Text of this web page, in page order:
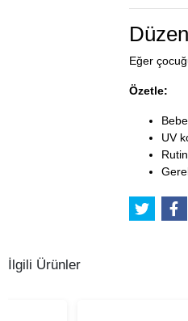
Eğer
Özetle:
UV
İlgili Ürünler